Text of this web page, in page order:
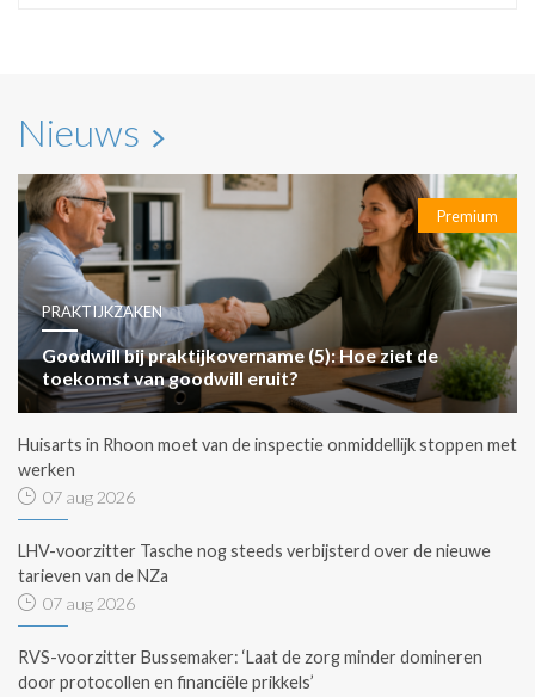
Nieuws
Premium
PRAKTIJKZAKEN
Goodwill bij praktijkovername (5): Hoe ziet de
toekomst van goodwill eruit?
Huisarts in Rhoon moet van de inspectie onmiddellijk stoppen met
werken
07 aug 2026
LHV-voorzitter Tasche nog steeds verbijsterd over de nieuwe
tarieven van de NZa
07 aug 2026
RVS-voorzitter Bussemaker: ‘Laat de zorg minder domineren
door protocollen en financiële prikkels’